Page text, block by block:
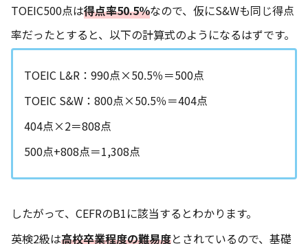
TOEIC500点は得点率50.5％なので、仮にS&Wも同じ得点
率だったとすると、以下の計算式のようになるはずです。
TOEIC L&R：990点×50.5％＝500点
TOEIC S&W：800点×50.5％＝404点
404点×2＝808点
500点+808点＝1,308点
したがって、CEFRのB1に該当するとわかります。
英検2級は高校卒業程度の難易度とされているので、基礎